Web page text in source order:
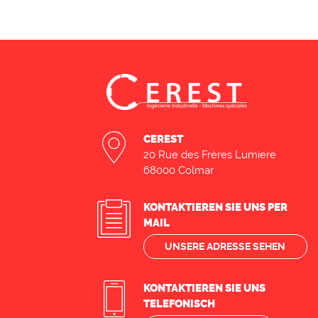
CEREST
20 Rue des Frères Lumiere
68000 Colmar
KONTAKTIEREN SIE UNS PER
MAIL
UNSERE ADRESSE SEHEN
KONTAKTIEREN SIE UNS
TELEFONISCH